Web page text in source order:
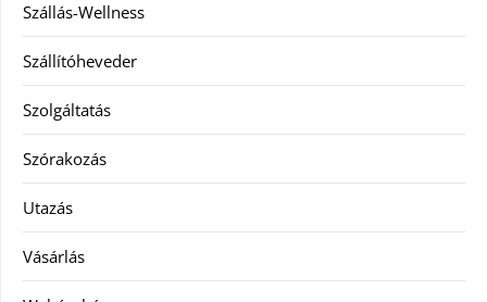
Szállás-Wellness
Szállítóheveder
Szolgáltatás
Szórakozás
Utazás
Vásárlás